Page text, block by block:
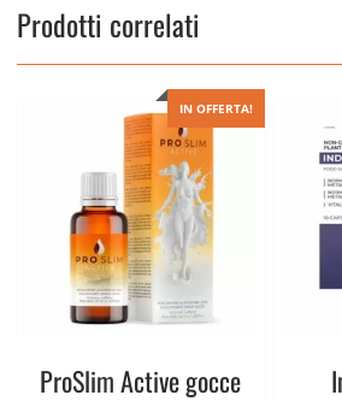
Prodotti correlati
IN OFFERTA!
ProSlim Active gocce